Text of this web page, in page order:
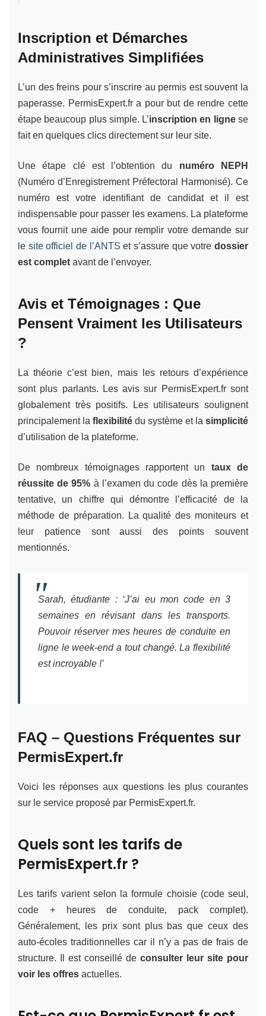
Inscription et Démarches
Administratives Simplifiées
L’un des freins pour s’inscrire au permis est souvent la
paperasse. PermisExpert.fr a pour but de rendre cette
étape beaucoup plus simple. L’inscription en lignese
fait en quelques clics directement sur leur site.
Une étape clé est l’obtention du numéro NEPH
(Numéro d’Enregistrement Préfectoral Harmonisé). Ce
numéro est votre identifiant de candidat et il est
indispensable pour passer les examens. La plateforme
vous fournit une aide pour remplir votre demande sur
le site officiel de l’ANTS et s’assure que votredossier
est complet avant de l’envoyer.
Avis et Témoignages : Que
Pensent Vraiment les Utilisateurs
?
La théorie c’est bien, mais les retours d’expérience
sont plus parlants. Les avis sur PermisExpert.fr sont
globalement très positifs. Les utilisateurs soulignent
principalement la flexibilité du système et la simplicité
d’utilisation de la plateforme.
De nombreux témoignages rapportent un taux de
réussite de 95% à l’examen du code dès la première
tentative, un chiffre qui démontre l’efficacité de la
méthode de préparation. La qualité des moniteurs et
leur patience sont aussi des points souvent
mentionnés.
Sarah, étudiante : ‘J’ai eu mon code en 3
semaines en révisant dans les transports.
Pouvoir réserver mes heures de conduite en
ligne le week-end a tout changé. La flexibilité
est incroyable !’
FAQ – Questions Fréquentes sur
PermisExpert.fr
Voici les réponses aux questions les plus courantes
sur le service proposé par PermisExpert.fr.
Quels sont les tarifs de
PermisExpert.fr ?
Les tarifs varient selon la formule choisie (code seul,
code + heures de conduite, pack complet).
Généralement, les prix sont plus bas que ceux des
auto-écoles traditionnelles car il n’y a pas de frais de
structure. Il est conseillé de consulter leur site pour
voir les offres actuelles.